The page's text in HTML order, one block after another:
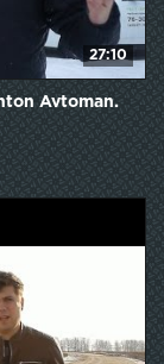
27:10
Avtoman.